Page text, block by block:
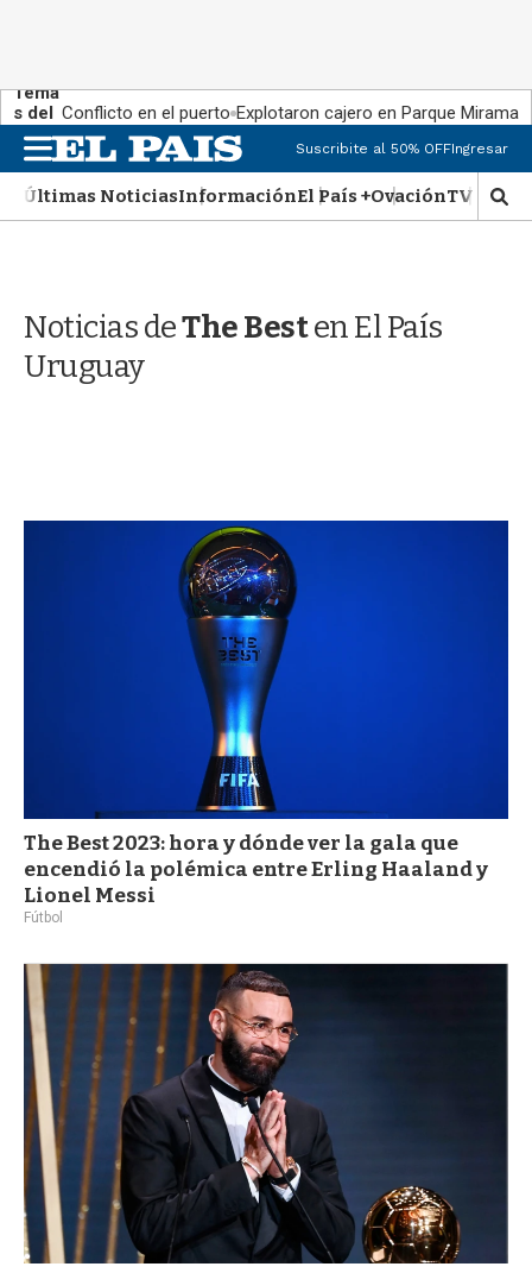
Tema
s del
día:
Conflicto en el puerto Explotaron cajero en Parque Miramar
M
e
n
u
Suscribite al 50% OFFIngresar
Últimas NoticiasInformaciónEl País +OvaciónTV Show
M
o
d
Noticias deThe Besten El País
Uruguay
The Best 2023: hora y dónde ver la gala que
encendió la polémica entre Erling Haaland y
Lionel Messi
Fútbol